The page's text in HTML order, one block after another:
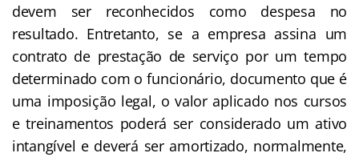
devem ser reconhecidos como despesa no
resultado. Entretanto, se a empresa assina um
contrato de prestação de serviço por um tempo
determinado com o funcionário, documento que é
uma imposição legal, o valor aplicado nos cursos
e treinamentos poderá ser considerado um ativo
intangível e deverá ser amortizado, normalmente,